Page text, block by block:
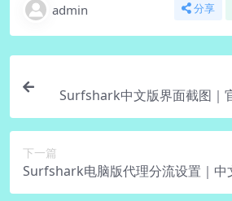
admin 分享
Surfshark中文版界面截图｜
下一篇
Surfshark电脑版代理分流设置｜中
图解